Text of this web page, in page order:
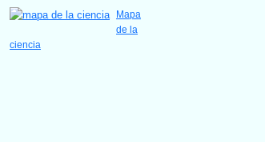
Mapa
de la
ciencia